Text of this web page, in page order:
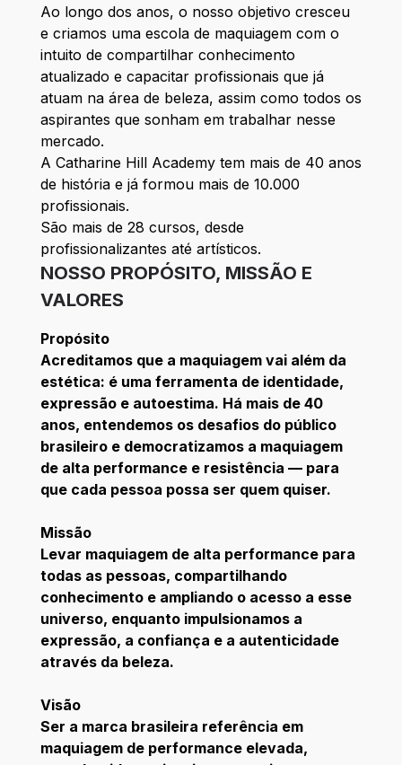
Ao longo dos anos, o nosso objetivo cresceu
e criamos uma escola de maquiagem com o
intuito de compartilhar conhecimento
atualizado e capacitar profissionais que já
atuam na área de beleza, assim como todos os
aspirantes que sonham em trabalhar nesse
mercado.
A Catharine Hill Academy tem mais de 40 anos
de história e já formou mais de 10.000
profissionais.
São mais de 28 cursos, desde
profissionalizantes até artísticos.
NOSSO PROPÓSITO, MISSÃO E
VALORES
Propósito
Acreditamos que a maquiagem vai além da
estética: é uma ferramenta de identidade,
expressão e autoestima. Há mais de 40
anos, entendemos os desafios do público
brasileiro e democratizamos a maquiagem
de alta performance e resistência — para
que cada pessoa possa ser quem quiser.
Missão
Levar maquiagem de alta performance para
todas as pessoas, compartilhando
conhecimento e ampliando o acesso a esse
universo, enquanto impulsionamos a
expressão, a confiança e a autenticidade
através da beleza.
Visão
Ser a marca brasileira referência em
maquiagem de performance elevada,